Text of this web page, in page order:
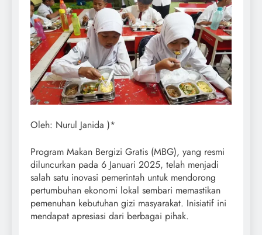
Oleh: Nurul Janida )*
Program Makan Bergizi Gratis (MBG), yang resmi
diluncurkan pada 6 Januari 2025, telah menjadi
salah satu inovasi pemerintah untuk mendorong
pertumbuhan ekonomi lokal sembari memastikan
pemenuhan kebutuhan gizi masyarakat. Inisiatif ini
mendapat apresiasi dari berbagai pihak.